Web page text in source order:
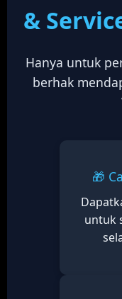
&
Hanya untuk
berhak
🎁
untuk